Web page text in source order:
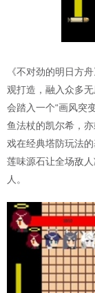
《不对劲的明日方
观打造，融入众多
会踏入一个“画风突
鱼法杖的凯尔希，
戏在经典塔防玩法
莲味源石让全场敌
人。